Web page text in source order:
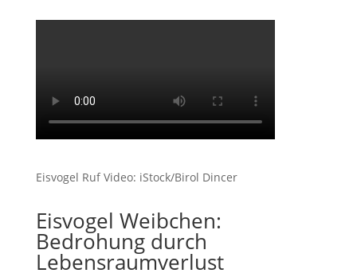
Eisvogel Ruf Video: iStock/Birol Dincer
Eisvogel Weibchen:
Bedrohung durch
Lebensraumverlust